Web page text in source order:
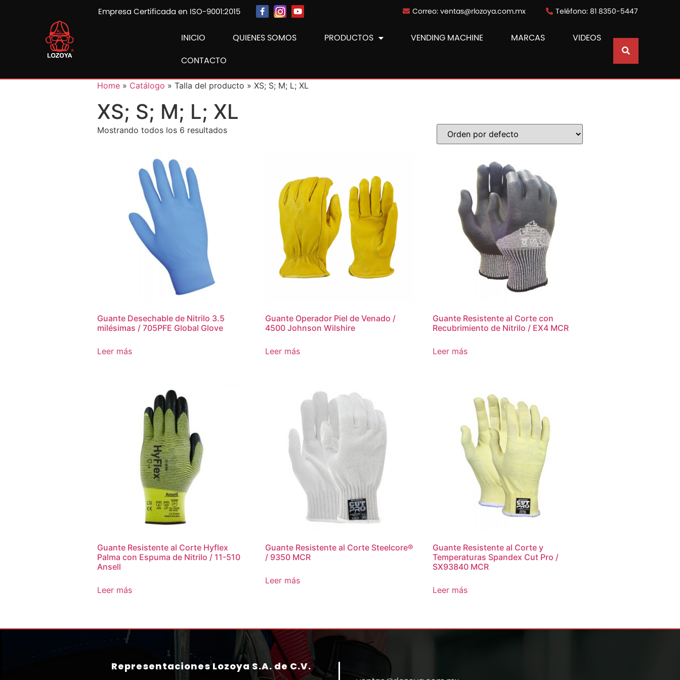
Empresa Certificada en ISO-9001:2015 Correo: ventas@rlozoya.com.mx Teléfono: 81 8350-5447
INICIO QUIENES SOMOS PRODUCTOS VENDING MACHINE MARCAS
VIDEOS
CONTACTO
Home » Catálogo » Talla del producto » XS; S; M; L; XL
XS; S; M; L; XL
Mostrando todos los 6 resultados
Guante Desechable de Nitrilo 3.5
milésimas / 705PFE Global Glove
Leer más
Guante Operador Piel de Venado /
4500 Johnson Wilshire
Leer más
Guante Resistente al Corte con
Recubrimiento de Nitrilo / EX4 MCR
Leer más
Guante Resistente al Corte Hyflex
Palma con Espuma de Nitrilo / 11-510
Ansell
Leer más
Guante Resistente al Corte Steelcore®
/ 9350 MCR
Leer más
Guante Resistente al Corte y
Temperaturas Spandex Cut Pro /
SX93840 MCR
Leer más
Representaciones Lozoya S.A. de C.V.